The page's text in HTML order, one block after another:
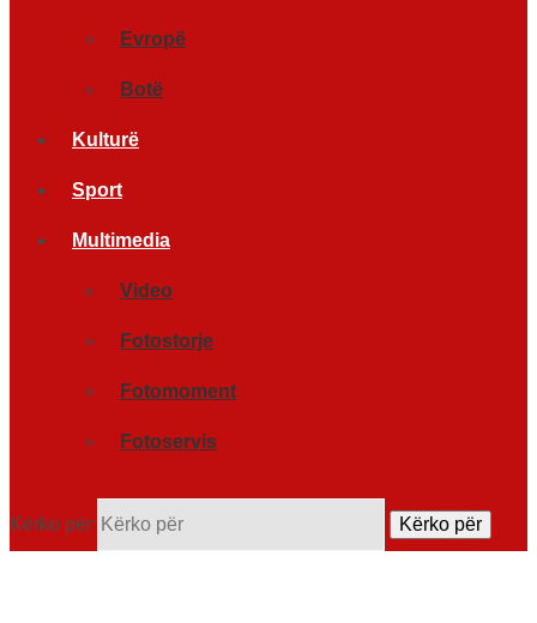
Evropë
Botë
Kulturë
Sport
Multimedia
Video
Fotostorje
Fotomoment
Fotoservis
Kërko për Kërko për